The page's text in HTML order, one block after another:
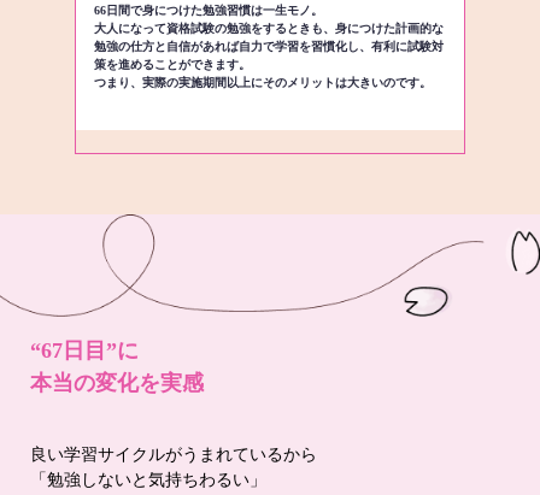
66日間で身につけた勉強習慣は一生モノ。
大人になって資格試験の勉強をするときも、身につけた計画的な
勉強の仕方と自信があれば自力で学習を習慣化し、有利に試験対
策を進めることができます。
つまり、実際の実施期間以上にそのメリットは大きいのです。
“67日目”に
本当の変化を実感
良い学習サイクルがうまれているから
「勉強しないと気持ちわるい」